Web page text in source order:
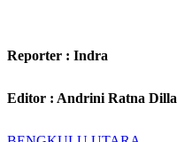
Reporter : Indra
Editor : Andrini Ratna Dilla